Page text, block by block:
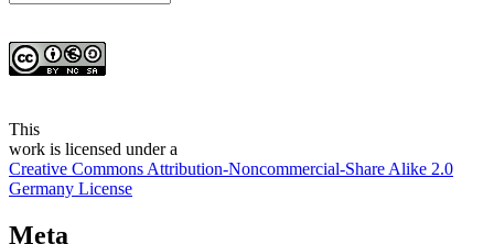
This
work is licensed under a
Creative Commons Attribution-Noncommercial-Share Alike 2.0
Germany License
Meta